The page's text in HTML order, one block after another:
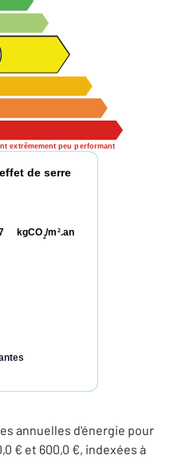
extrêmement peu performant
de serre
kgCO2/m 2.an
annuelles d'énergie pour
€ et 600,0 €, indexées à